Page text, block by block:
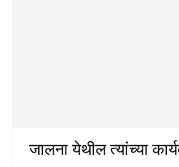
जालना येथील त्यांच्या